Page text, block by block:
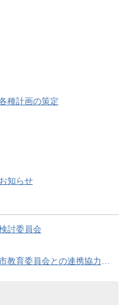
種計画の策定
知らせ
討委員会
との連携協力に関する協定の締結